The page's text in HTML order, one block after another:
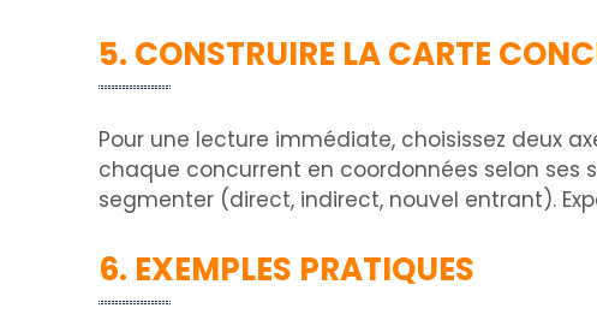
5. CONSTRUIRE LA CARTE
Pour une lecture immédiate, choisissez deux
chaque concurrent en coordonnées selon ses
segmenter (direct, indirect, nouvel entrant).
6. EXEMPLES PRATIQUES